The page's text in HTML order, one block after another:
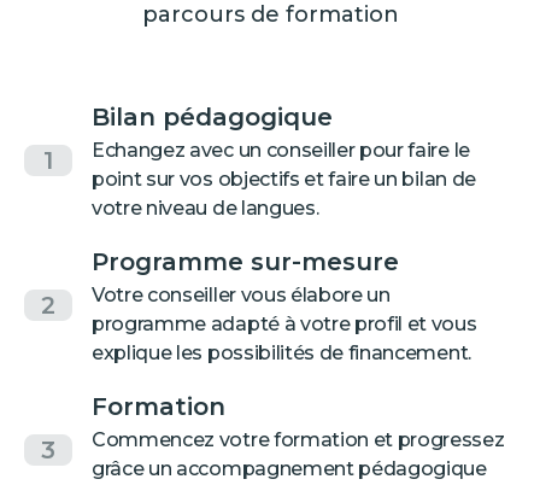
parcours de formation
1
Bilan pédagogique
Echangez avec un conseiller pour faire le
point sur vos objectifs et faire un bilan de
votre niveau de langues.
2
Programme sur-mesure
Votre conseiller vous élabore un
programme adapté à votre profil et vous
explique les possibilités de financement.
3
Formation
Commencez votre formation et progressez
grâce un accompagnement pédagogique